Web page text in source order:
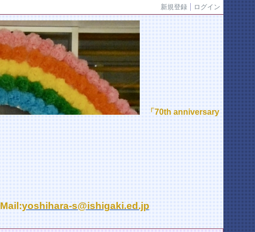
新規登録 ログイン
「70th anniversary
Mail:yoshihara-s@ishigaki.ed.jp